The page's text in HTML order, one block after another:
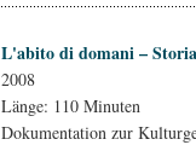
L'abito di domani –
2008
Länge: 110 Minuten
Dokumentation zur